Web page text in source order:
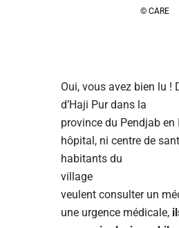
© CARE
Oui, vous avez bien lu !
d’Haji Pur dans la
province du Pendjab en
hôpital, ni centre de
habitants du
village
veulent consulter un
une urgence médicale,